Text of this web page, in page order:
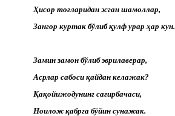
Ҳисор тоғларидан эсган шамоллар,
Зангор куртак бўлиб қулф урар ҳар кун.
Замин замон бўлиб эврилаверар,
Асрлар сабоси қайдан келажак?
Қақойижодунинг сағирбачаси,
Ноилож қабрга бўйин сунажак.